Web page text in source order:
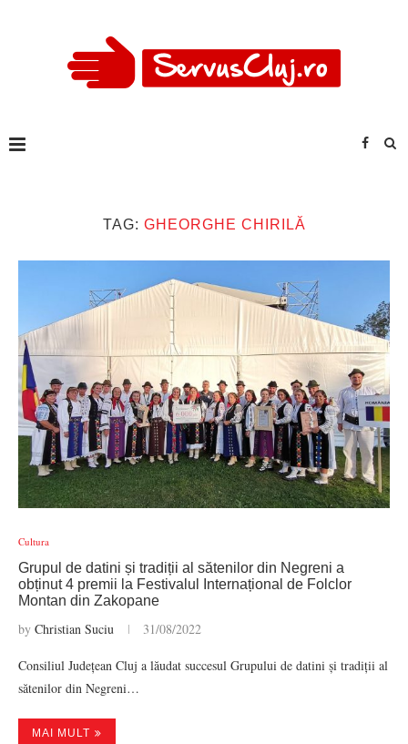
TAG: GHEORGHE CHIRILĂ
Cultura
Grupul de datini și tradiții al sătenilor din Negreni a
obținut 4 premii la Festivalul Internațional de Folclor
Montan din Zakopane
by Christian Suciu 31/08/2022
Consiliul Județean Cluj a lăudat succesul Grupului de datini și tradiții al
sătenilor din Negreni…
MAI MULT